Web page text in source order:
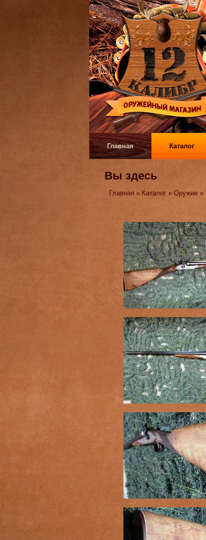
Главная Каталог
Вы здесь
Главная » Каталог »Оружие »